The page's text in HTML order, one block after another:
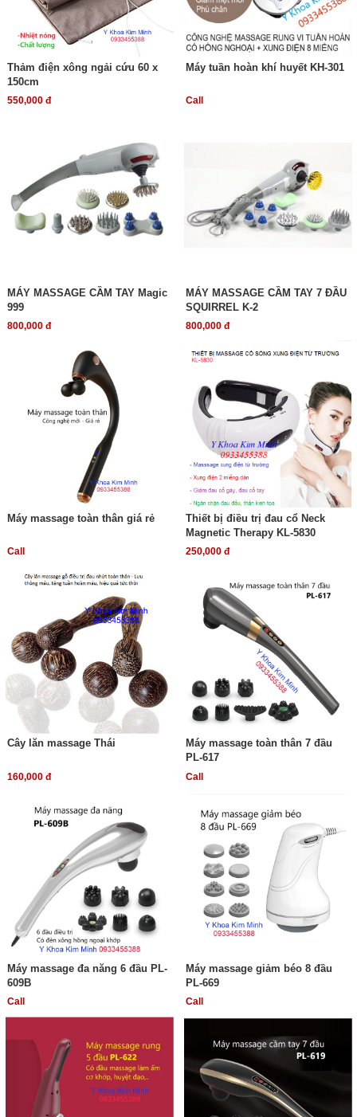
Thảm điện xông ngải cứu 60 x
150cm
550,000 đ
Máy tuần hoàn khí huyết KH-301
Call
MÁY MASSAGE CẦM TAY Magic
999
800,000 đ
MÁY MASSAGE CẦM TAY 7 ĐẦU
SQUIRREL K-2
800,000 đ
Máy massage toàn thân giá rẻ
Call
Thiết bị điều trị đau cổ Neck
Magnetic Therapy KL-5830
250,000 đ
Cây lăn massage Thái
160,000 đ
Máy massage toàn thân 7 đầu
PL-617
Call
Máy massage đa năng 6 đầu PL-
609B
Call
Máy massage giảm béo 8 đầu
PL-669
Call